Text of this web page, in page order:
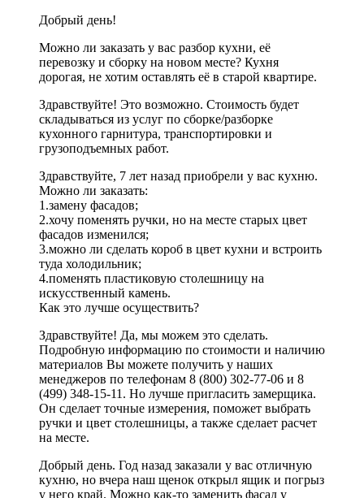
Добрый день!
Можно ли заказать у вас разбор кухни, её
перевозку и сборку на новом месте? Кухня
дорогая, не хотим оставлять её в старой квартире.
Здравствуйте! Это возможно. Стоимость будет
складываться из услуг по сборке/разборке
кухонного гарнитура, транспортировки и
грузоподъемных работ.
Здравствуйте, 7 лет назад приобрели у вас кухню.
Можно ли заказать:
1.замену фасадов;
2.хочу поменять ручки, но на месте старых цвет
фасадов изменился;
3.можно ли сделать короб в цвет кухни и встроить
туда холодильник;
4.поменять пластиковую столешницу на
искусственный камень.
Как это лучше осуществить?
Здравствуйте! Да, мы можем это сделать.
Подробную информацию по стоимости и наличию
материалов Вы можете получить у наших
менеджеров по телефонам 8 (800) 302-77-06 и 8
(499) 348-15-11. Но лучше пригласить замерщика.
Он сделает точные измерения, поможет выбрать
ручки и цвет столешницы, а также сделает расчет
на месте.
Добрый день. Год назад заказали у вас отличную
кухню, но вчера наш щенок открыл ящик и погрыз
у него край. Можно как-то заменить фасад у